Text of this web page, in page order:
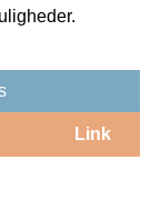
Link